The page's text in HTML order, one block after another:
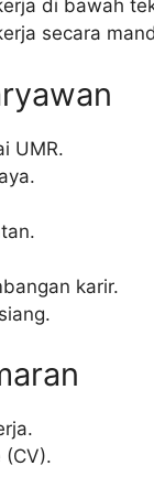
di bawah
secara
UMR.
karir.
(CV).